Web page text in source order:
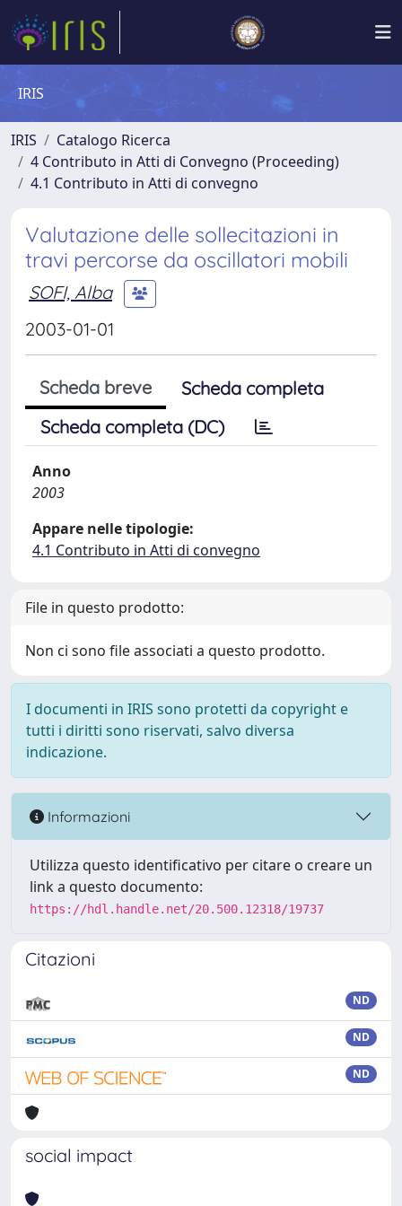
IRIS
IRIS
Catalogo Ricerca
4 Contributo in Atti di Convegno (Proceeding)
4.1 Contributo in Atti di convegno
Valutazione delle sollecitazioni in
travi percorse da oscillatori mobili
SOFI, Alba
2003-01-01
Scheda breve
Scheda completa
Scheda completa (DC)
Anno
2003
Appare nelle tipologie:
4.1 Contributo in Atti di convegno
File in questo prodotto:
Non ci sono file associati a questo prodotto.
I documenti in IRIS sono protetti da copyright e
tutti i diritti sono riservati, salvo diversa
indicazione.
Informazioni
Utilizza questo identificativo per citare o creare un
link a questo documento:
https://hdl.handle.net/20.500.12318/19737
Citazioni
ND
ND
ND
social impact